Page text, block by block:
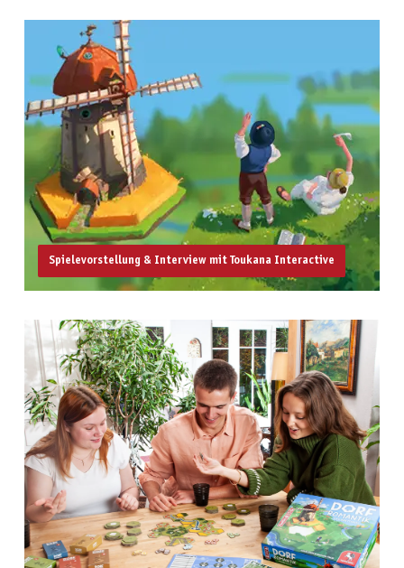
Spielevorstellung & Interview mit Toukana Interactive